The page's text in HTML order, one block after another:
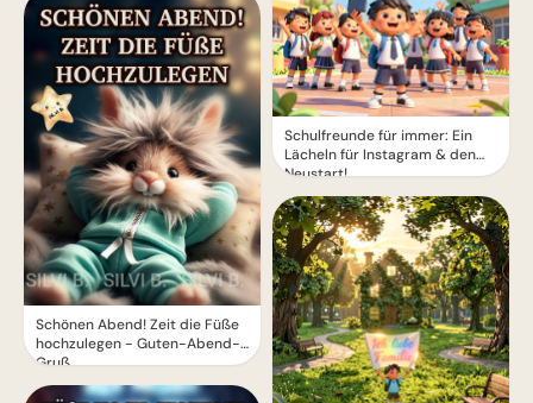
Schönen Abend! Zeit die Füße
hochzulegen - Guten-Abend-
Gruß
Schulfreunde für immer: Ein
Lächeln für Instagram & den
Neustart!